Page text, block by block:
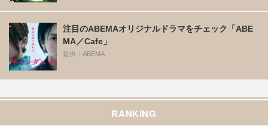
注目のABEMAオリジナルドラマをチェック「ABE
MA／Cafe」
提供：ABEMA
RANKING